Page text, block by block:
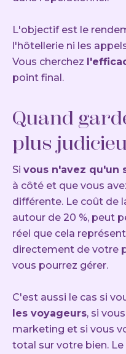
L'objectif est le
l'hôtellerie ni les
Vous cherchez
point final.
Quand
plus
Si vous n'avez qu'un
à côté et que vous
différente. Le coût de
autour de 20 %, peut
réel que cela
directement de votre
vous pourrez gérer.
C'est aussi le cas si
les voyageurs, si
marketing et si vous
total sur votre bien.